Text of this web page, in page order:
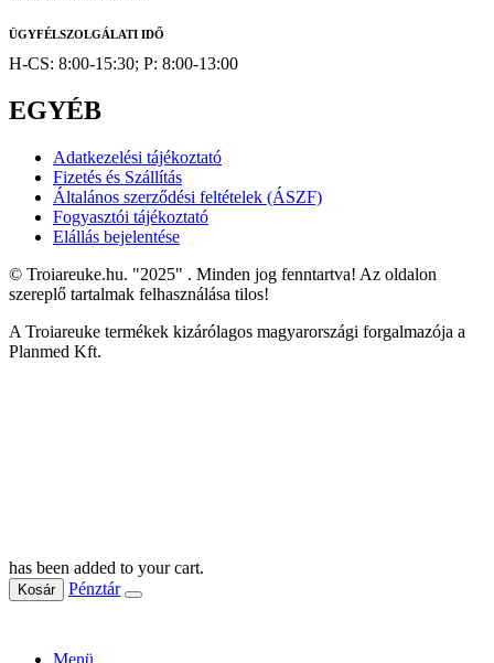
ÜGYFÉLSZOLGÁLATI IDŐ
H-CS: 8:00-15:30; P: 8:00-13:00
EGYÉB
Adatkezelési tájékoztató
Fizetés és Szállítás
Általános szerződési feltételek (ÁSZF)
Fogyasztói tájékoztató
Elállás bejelentése
© Troiareuke.hu. "2025" . Minden jog fenntartva! Az oldalon
szereplő tartalmak felhasználása tilos!
A Troiareuke termékek kizárólagos magyarországi forgalmazója a
Planmed Kft.
has been added to your cart.
Kosár Pénztár
Menü